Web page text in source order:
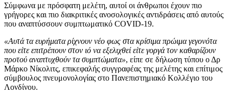
Σύμφωνα με πρόσφατη μελέτη, αυτοί οι άνθρωποι έχουν πιο
γρήγορες και πιο διακριτικές ανοσολογικές αντιδράσεις από αυτούς
που αναπτύσσουν συμπτωματικό COVID-19.
«Αυτά τα ευρήματα ρίχνουν νέο φως στα κρίσιμα πρώιμα γεγονότα
που είτε επιτρέπουν στον ιό να εξελιχθεί είτε γοργά τον καθαρίζουν
προτού αναπτυχθούν τα συμπτώματα», είπε σε δήλωση τύπου ο Δρ
Μάρκο Νίκολιτς, επικεφαλής συγγραφέας της μελέτης και επίτιμος
σύμβουλος πνευμονολογίας στο Πανεπιστημιακό Κολλέγιο του
Λονδίνου.